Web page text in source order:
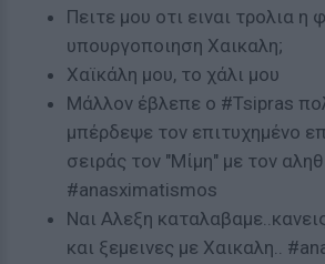
Πειτε μου οτι ειναι τρολια η
υπουργοποιηση Χαικαλη;
Χαϊκάλη μου, το χάλι μου
Μάλλον έβλεπε ο #Tsipras
μπέρδεψε τον επιτυχημένο
σειράς τον "Μίμη" με τον
#anasximatismos
Ναι Αλεξη
και ξεμεινες με Χαικαλη..